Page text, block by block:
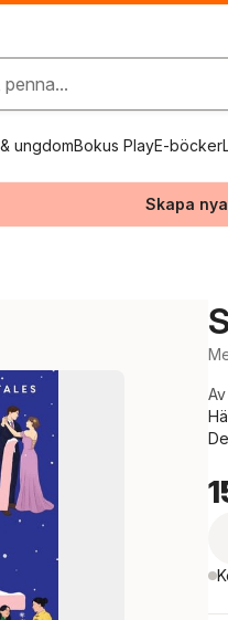
ungdomBokus PlayE-böcker
Skapa
Av